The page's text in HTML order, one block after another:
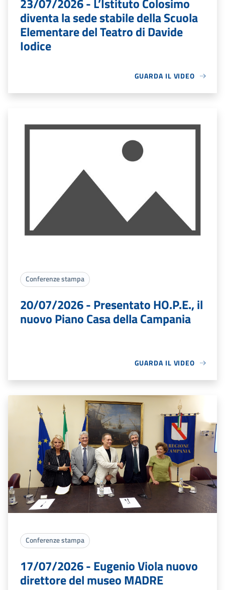
diventa la sede stabile della Scuola
Elementare del Teatro di Davide
Iodice
GUARDA IL VIDEO
Conferenze stampa
20/07/2026 - Presentato HO.P.E., il
nuovo Piano Casa della Campania
GUARDA IL VIDEO
Conferenze stampa
17/07/2026 - Eugenio Viola nuovo
direttore del museo MADRE